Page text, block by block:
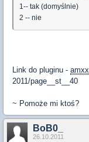
1-- tak (domyślnie)
2 -- nie
Link do pluginu - amxx
2011/page__st__40
~ Pomoże mi ktoś?
BoB0_
26.10.2011